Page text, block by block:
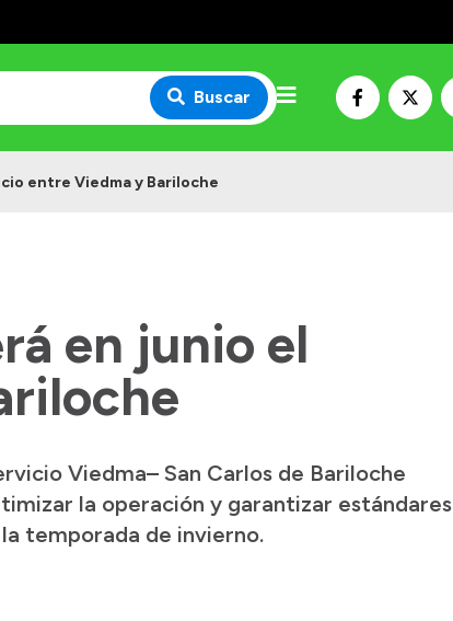
Buscar
entre Viedma y Bariloche
en junio el
Viedma– San Carlos de Bariloche
la operación y garantizar estándares
temporada de invierno.